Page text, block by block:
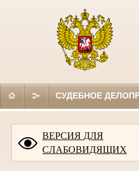
СУДЕБНОЕ
ВЕРСИЯ ДЛЯ
СЛАБОВИДЯЩИХ